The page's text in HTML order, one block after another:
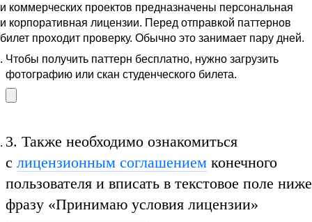
и коммерческих проектов предназначены персональная
и корпоративная лицензии. Перед отправкой паттернов
билет проходит проверку. Обычно это занимает пару дней.
Чтобы получить паттерн бесплатно, нужно загрузить
фотографию или скан студенческого билета.
3. Также необходимо ознакомиться
с лицензионным соглашением конечного
пользователя и вписать в текстовое поле ниже
фразу «Принимаю условия лицензии»